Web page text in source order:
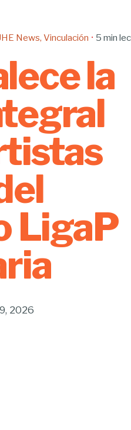
News Vinculación 5 min
la
LigaP
2026